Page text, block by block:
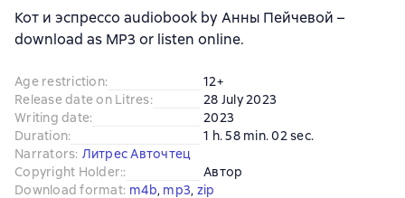
Кот и эспрессо audiobook by Анны Пейчевой –
download as MP3 or listen online.
Age restriction:
12+
Release date on Litres:
28 July 2023
Writing date:
2023
Duration:
1 h. 58 min. 02 sec.
Narrators: Литрес Авточтец
Copyright Holder::
Автор
Download format: m4b, mp3, zip